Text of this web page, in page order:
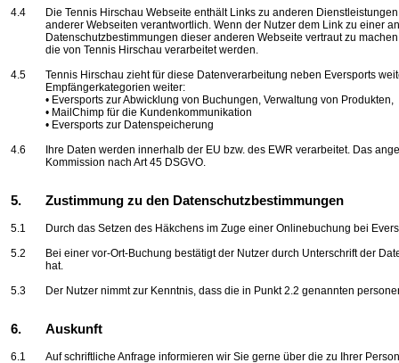
4.4
Die Tennis Hirschau Webseite enthält Links zu anderen
anderer Webseiten verantwortlich. Wenn der Nutzer dem Link zu einer
Datenschutzbestimmungen dieser anderen Webseite vertraut zu
die von Tennis Hirschau verarbeitet werden.
4.5
Tennis Hirschau zieht für diese Datenverarbeitung neben Eversports
Empfängerkategorien weiter:
• Eversports zur Abwicklung von Buchungen, Verwaltung von Produkten,
• MailChimp für die Kundenkommunikation
• Eversports zur Datenspeicherung
4.6
Ihre Daten werden innerhalb der EU bzw. des EWR verarbeitet. Das
Kommission nach Art 45 DSGVO.
5. Zustimmung zu den Datenschutzbestimmungen
5.1 Durch das Setzen des Häkchens im Zuge einer Onlinebuchung bei
5.2
Bei einer vor-Ort-Buchung bestätigt der Nutzer durch Unterschrift der
hat.
5.3
Der Nutzer nimmt zur Kenntnis, dass die in Punkt 2.2 genannten
6. Auskunft
6.1
Auf schriftliche Anfrage informieren wir Sie gerne über die zu Ihrer